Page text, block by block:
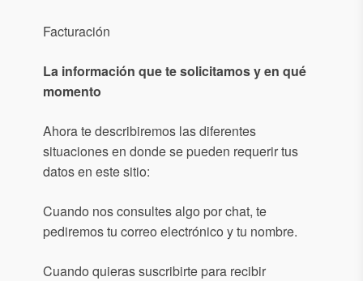
Facturación
La información que te solicitamos y en qué
momento
Ahora te describiremos las diferentes
situaciones en donde se pueden requerir tus
datos en este sitio:
Cuando nos consultes algo por chat, te
pediremos tu correo electrónico y tu nombre.
Cuando quieras suscribirte para recibir